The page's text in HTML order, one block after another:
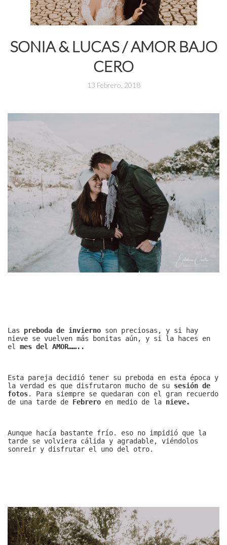
SONIA & LUCAS / AMOR BAJO
CERO
13 Febrero, 2018
Las preboda de invierno son preciosas, y si hay
nieve se vuelven más bonitas aún, y si la haces en
el mes del AMOR……..
Esta pareja decidió tener su preboda en esta época y
la verdad es que disfrutaron mucho de su sesión de
fotos. Para siempre se quedaran con el gran recuerdo
de una tarde de Febrero en medio de la nieve.
Aunque hacía bastante frío. eso no impidió que la
tarde se volviera cálida y agradable, viéndolos
sonreir y disfrutar el uno del otro.